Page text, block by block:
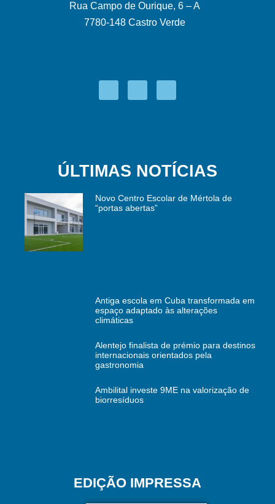
Rua Campo de Ourique, 6 – A
7780-148 Castro Verde
ÚLTIMAS NOTÍCIAS
Novo Centro Escolar de Mértola de
“portas abertas”
Antiga escola em Cuba transformada em
espaço adaptado às alterações
climáticas
Alentejo finalista de prémio para destinos
internacionais orientados pela
gastronomia
Ambilital investe 9ME na valorização de
biorresíduos
EDIÇÃO IMPRESSA